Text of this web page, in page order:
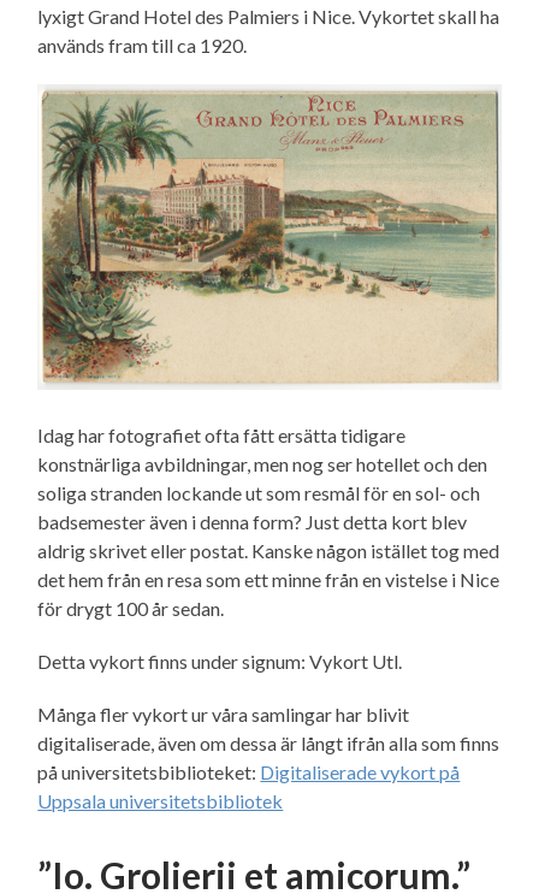
lyxigt Grand Hotel des Palmiers i Nice. Vykortet skall ha
används fram till ca 1920.
Idag har fotografiet ofta fått ersätta tidigare
konstnärliga avbildningar, men nog ser hotellet och den
soliga stranden lockande ut som resmål för en sol- och
badsemester även i denna form? Just detta kort blev
aldrig skrivet eller postat. Kanske någon istället tog med
det hem från en resa som ett minne från en vistelse i Nice
för drygt 100 år sedan.
Detta vykort finns under signum: Vykort Utl.
Många fler vykort ur våra samlingar har blivit
digitaliserade, även om dessa är långt ifrån alla som finns
på universitetsbiblioteket: Digitaliserade vykort på
Uppsala universitetsbibliotek
”Io. Grolierii et amicorum.”